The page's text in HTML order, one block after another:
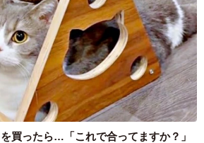
買ったら…「これで合ってますか？」